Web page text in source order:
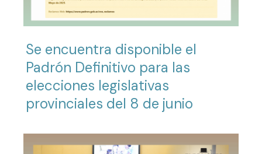
Se encuentra disponible el
Padrón Definitivo para las
elecciones legislativas
provinciales del 8 de junio